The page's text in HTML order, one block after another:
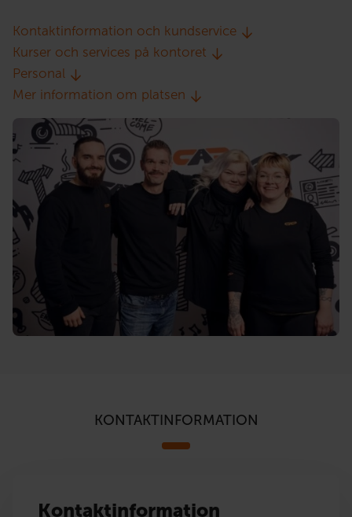
Kontaktinformation och kundservice
Kurser och services på kontoret
Personal
Mer information om platsen
KONTAKTINFORMATION
Kontaktinformation